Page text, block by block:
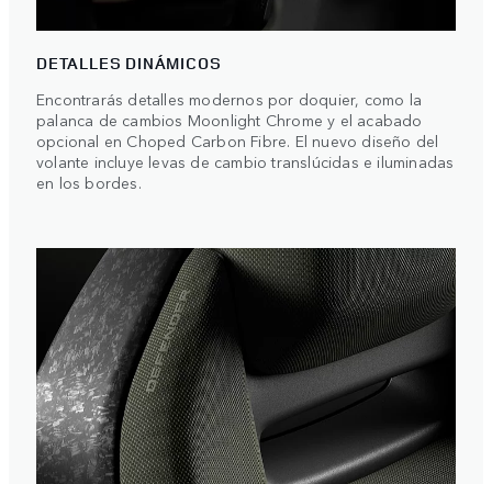
DETALLES DINÁMICOS
Encontrarás detalles modernos por doquier, como la
palanca de cambios Moonlight Chrome y el acabado
opcional en Choped Carbon Fibre. El nuevo diseño del
volante incluye levas de cambio translúcidas e iluminadas
en los bordes.